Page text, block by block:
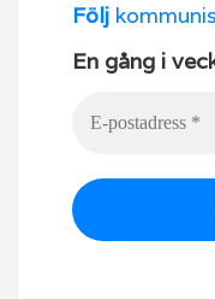
Följ
En gång i